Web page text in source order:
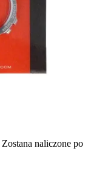
Zostana naliczone po